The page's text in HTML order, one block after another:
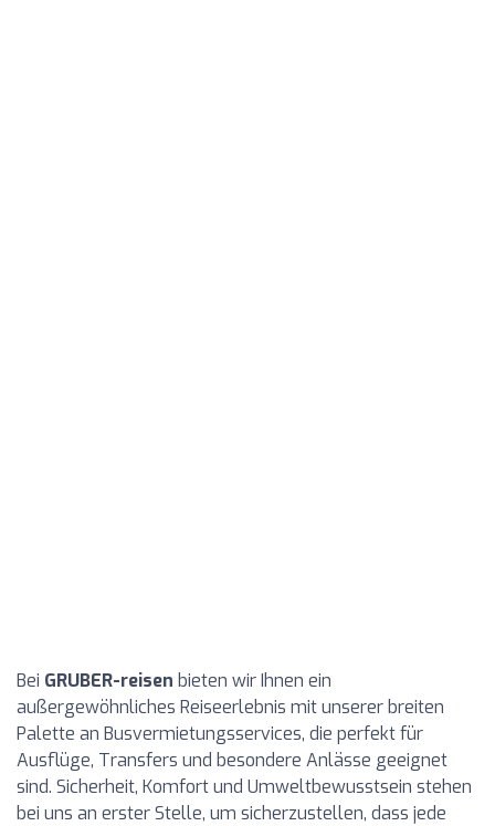
Bei GRUBER-reisen bieten wir Ihnen ein
außergewöhnliches Reiseerlebnis mit unserer breiten
Palette an Busvermietungsservices, die perfekt für
Ausflüge, Transfers und besondere Anlässe geeignet
sind. Sicherheit, Komfort und Umweltbewusstsein stehen
bei uns an erster Stelle, um sicherzustellen, dass jede